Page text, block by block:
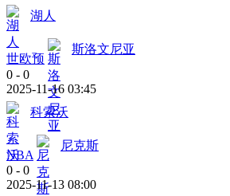
湖人
世欧预
斯洛文尼亚
0 - 0
2025-11-16 03:45
科索沃
NBA
尼克斯
0 - 0
2025-11-13 08:00